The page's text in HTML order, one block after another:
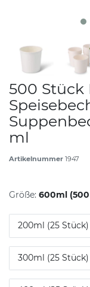
500 Stück
ml
Artikelnummer 1947
Größe: 600ml
200ml (25 Stück)
300ml (25 Stück)